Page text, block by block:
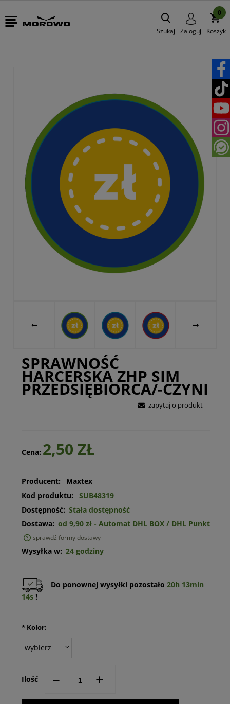
Szukaj Zaloguj Koszyk
0
SPRAWNOŚĆ
HARCERSKA ZHP SIM
PRZEDSIĘBIORCA/-CZYNI
zapytaj o produkt
Cena: 2,50 ZŁ
Producent:
Maxtex
Kod produktu:
SUB48319
Dostępność: Stała dostępność
Dostawa: od 9,90 zł - Automat DHL BOX / DHL Punkt
sprawdź formy dostawy
Wysyłka w: 24 godziny
Do ponownej wysyłki pozostało 20h 13min
13s!
*Kolor:
Ilość -- +